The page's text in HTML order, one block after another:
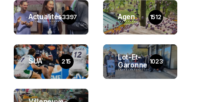
Actualités3397 Agen 1512
SUA 215
Lot-Et-
Garonne 1023